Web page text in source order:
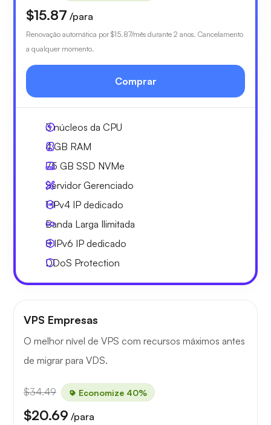
$15.87 /para
Renovação automática por $15.87/mês durante 2 anos. Cancelamento
a qualquer momento.
Comprar
3núcleos da CPU
4 GB RAM
75 GB SSD NVMe
Servidor Gerenciado
1 IPv4 IP dedicado
Banda Larga Ilimitada
8 IPv6 IP dedicado
DDoS Protection
VPS Empresas
O melhor nível de VPS com recursos máximos antes
de migrar para VDS.
$34.49 Economize 40%
$20.69 /para